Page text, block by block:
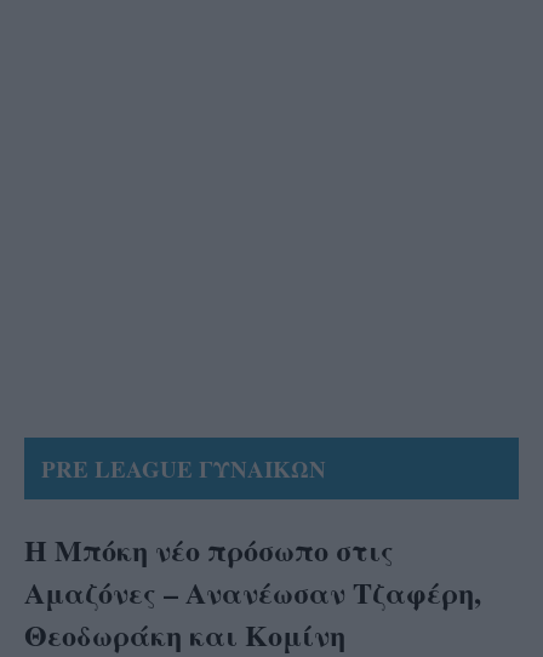
PRE LEAGUE ΓΥΝΑΙΚΩΝ
Η Μπόκη νέο πρόσωπο στις
Αμαζόνες – Ανανέωσαν Τζαφέρη,
Θεοδωράκη και Κομίνη